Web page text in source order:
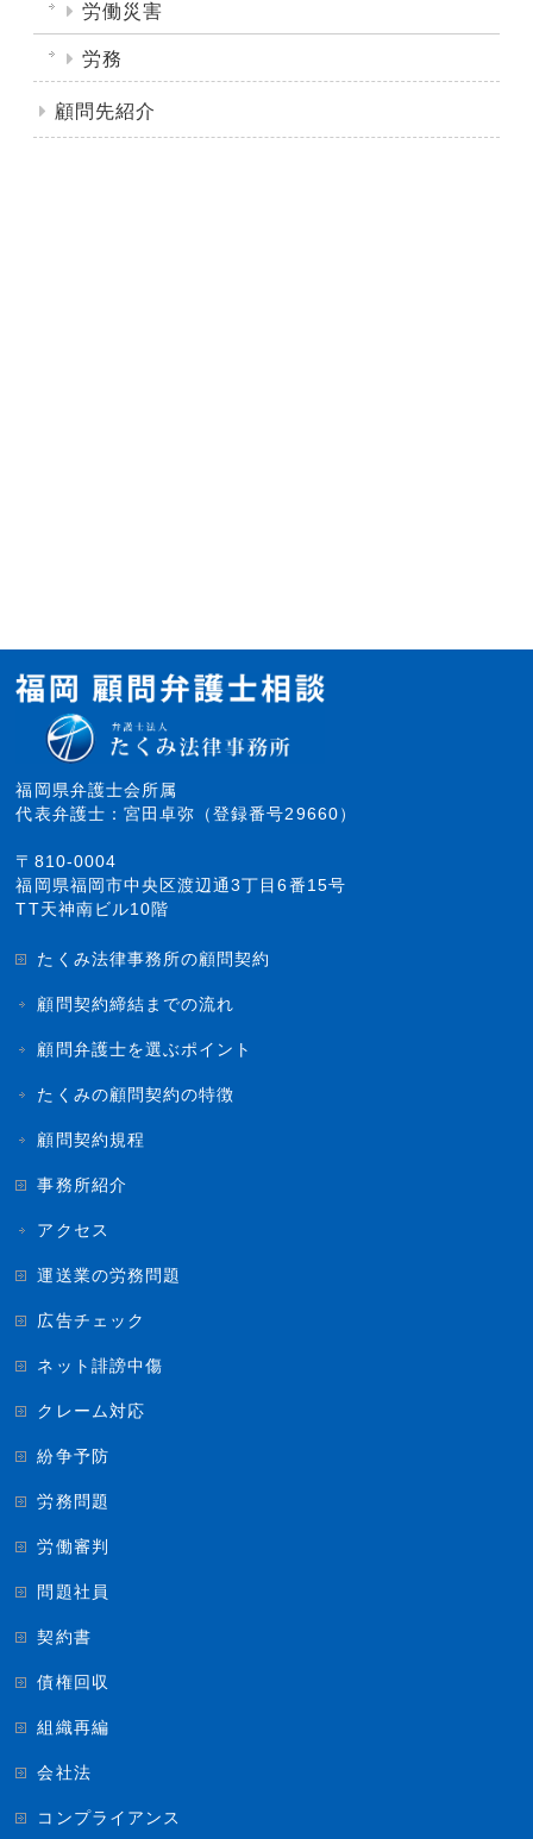
労働災害
労務
顧問先紹介
福岡県弁護士会所属
代表弁護士：宮田卓弥（登録番号29660）
〒810-0004
福岡県福岡市中央区渡辺通3丁目6番15号
TT天神南ビル10階
たくみ法律事務所の顧問契約
顧問契約締結までの流れ
顧問弁護士を選ぶポイント
たくみの顧問契約の特徴
顧問契約規程
事務所紹介
アクセス
運送業の労務問題
広告チェック
ネット誹謗中傷
クレーム対応
紛争予防
労務問題
労働審判
問題社員
契約書
債権回収
組織再編
会社法
コンプライアンス